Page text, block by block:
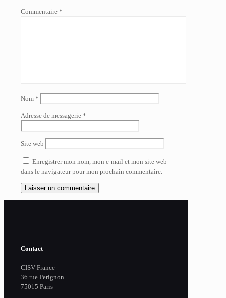
Commentaire *
Nom *
Adresse de messagerie *
Site web
Enregistrer mon nom, mon e-mail et mon site web
dans le navigateur pour mon prochain commentaire.
Contact
CISV France
36 rue Perignon
75015 Paris